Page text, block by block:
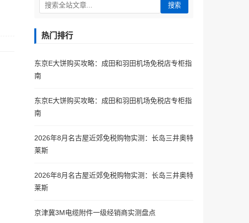
搜索
热门排行
东京E大饼购买攻略：成田和羽田机场免税店专柜指
南
东京E大饼购买攻略：成田和羽田机场免税店专柜指
南
2026年8月名古屋近郊免税购物实测：长岛三井奥特
莱斯
2026年8月名古屋近郊免税购物实测：长岛三井奥特
莱斯
京津冀3M电缆附件一级经销商实测盘点